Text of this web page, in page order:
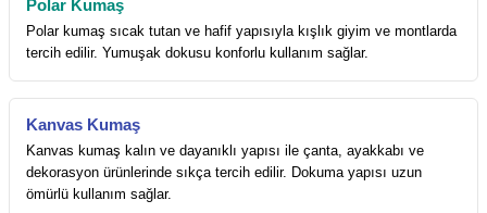
Polar Kumaş
Polar kumaş sıcak tutan ve hafif yapısıyla kışlık giyim ve montlarda
tercih edilir. Yumuşak dokusu konforlu kullanım sağlar.
Kanvas Kumaş
Kanvas kumaş kalın ve dayanıklı yapısı ile çanta, ayakkabı ve
dekorasyon ürünlerinde sıkça tercih edilir. Dokuma yapısı uzun
ömürlü kullanım sağlar.